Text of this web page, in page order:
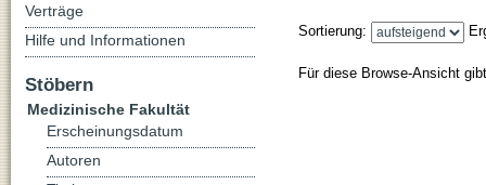
Sortierung:
Für diese Browse-Ansicht
Verträge
Hilfe und Informationen
Stöbern
Medizinische Fakultät
Erscheinungsdatum
Autoren